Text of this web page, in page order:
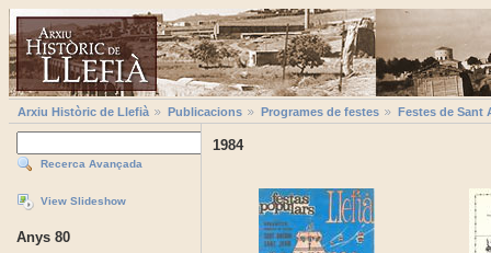
Arxiu Històric de Llefià Publicacions Programes de festes Festes de Sant
Recerca Avançada
View Slideshow
Anys 80
1984